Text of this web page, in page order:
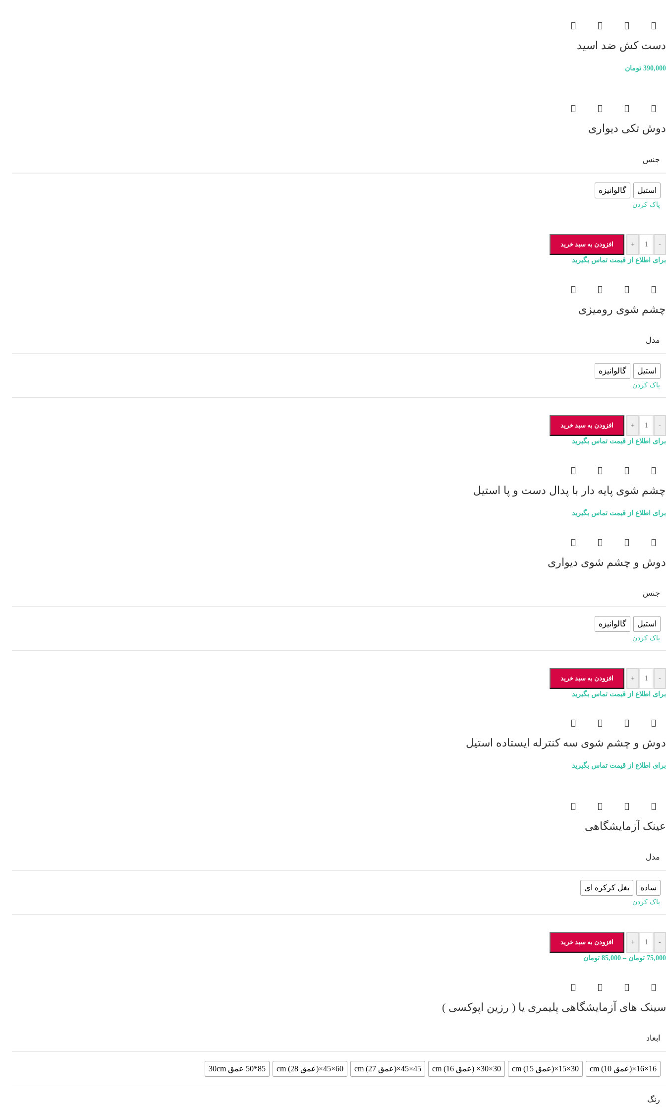
دست کش ضد اسید
390,000 تومان
دوش تکی دیواری
جنس
استیل گالوانیزه
پاک کردن
-
+ افزودن به سبد خرید
برای اطلاع از قیمت تماس بگیرید
چشم شوی رومیزی
مدل
استیل گالوانیزه
پاک کردن
-
+ افزودن به سبد خرید
برای اطلاع از قیمت تماس بگیرید
چشم شوی پایه دار با پدال دست و پا استیل
برای اطلاع از قیمت تماس بگیرید
دوش و چشم شوی دیواری
جنس
استیل گالوانیزه
پاک کردن
-
+ افزودن به سبد خرید
برای اطلاع از قیمت تماس بگیرید
دوش و چشم شوی سه کنترله ایستاده استیل
برای اطلاع از قیمت تماس بگیرید
عینک آزمایشگاهی
مدل
ساده بغل کرکره ای
پاک کردن
-
+ افزودن به سبد خرید
75,000 تومان –
85,000 تومان
سینک های آزمایشگاهی پلیمری یا ( رزین اپوکسی )
ابعاد
16×16×(عمق 10) cm 30×15×(عمق 15) cm 30×30× (عمق 16) cm 45×45×(عمق 27) cm 60×45×(عمق 28) cm 85*50 عمق 30cm
رنگ